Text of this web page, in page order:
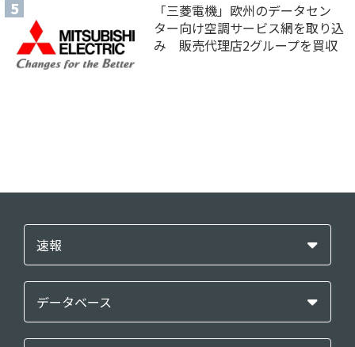
「三菱電機」欧州のデータセン
ター向け空調サービス網を取り込
み 販売代理店2グループを買収
速報
データベース